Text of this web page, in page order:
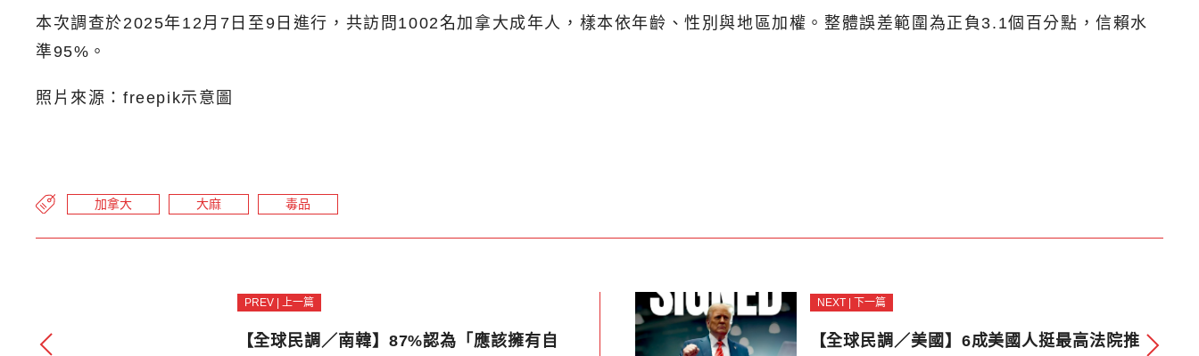
本次調查於2025年12月7日至9日進行，共訪問1002名加拿大成年人，樣本依年齡、性別與地區加權。整體誤差範圍為正負3.1個百分點，信賴水
準95%。
照片來源：freepik示意圖
加拿大 大麻 毒品
PREV | 上一篇
【全球民調／南韓】87%認為「應該擁有自
NEXT | 下一篇
【全球民調／美國】6成美國人挺最高法院推